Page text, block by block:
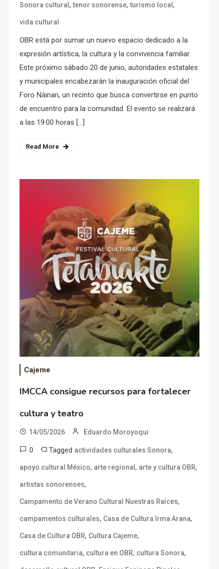
Sonora cultural ,tenor sonorense,turismo local ,
vida cultural
OBR está por sumar un nuevo espacio dedicado a la
expresión artística, la cultura y la convivencia familiar.
Este próximo sábado 20 de junio, autoridades estatales
y municipales encabezarán la inauguración oficial del
Foro Náinari, un recinto que busca convertirse en punto
de encuentro para la comunidad. El evento se realizará
a las 19:00 horas […]
Read More
Cajeme
IMCCA consigue recursos para fortalecer
cultura y teatro
14/05/2026 Eduardo Moroyoqui
0 Tagged actividades culturales Sonora,
apoyo cultural México, arte regional , arte y cultura OBR,
artistas sonorenses,
Campamento de Verano Cultural Nuestras Raíces,
campamentos culturales, Casa de Cultura Irma Arana,
Casa de Cultura OBR, Cultura Cajeme,
cultura comunitaria, cultura en OBR, cultura Sonora,